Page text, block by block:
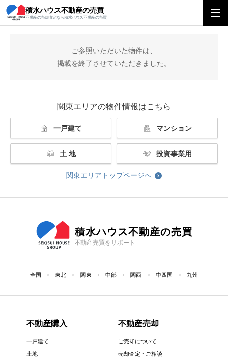
積水ハウス不動産の売買
不動産の売却査定なら積水ハウス不動産の売買
積水ハウス不動産の売買 関東エリアトップ
ご参照いただいた物件は、
掲載を終了させていただきました。
関東エリアの物件情報はこちら
一戸建て マンション
土 地 投資事業用
関東エリアトップページへ
積水ハウス不動産の売買
不動産売買をサポート
全国 東北 関東 中部 関西 中四国 九州
不動産購入
一戸建て
土地
不動産売却
ご売却について
売却査定・ご相談